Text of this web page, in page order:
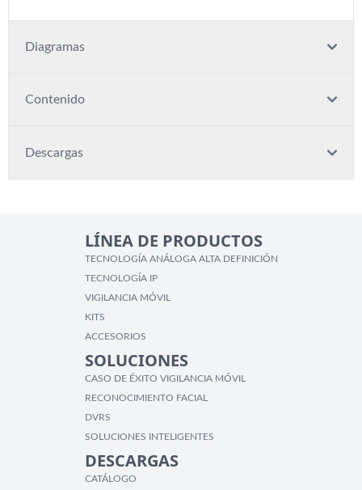
Diagramas
Contenido
Descargas
LÍNEA DE PRODUCTOS
TECNOLOGÍA ANÁLOGA ALTA DEFINICIÓN
TECNOLOGÍA IP
VIGILANCIA MÓVIL
KITS
ACCESORIOS
SOLUCIONES
CASO DE ÉXITO VIGILANCIA MÓVIL
RECONOCIMIENTO FACIAL
DVRS
SOLUCIONES INTELIGENTES
DESCARGAS
CATÁLOGO